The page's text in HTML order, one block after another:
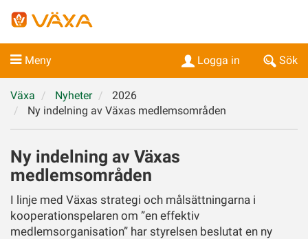
Meny Sök
Logga in
Växa Nyheter
2026
Ny indelning av Växas medlemsområden
Ny indelning av Växas
medlemsområden
I linje med Växas strategi och målsättningarna i
kooperationspelaren om ”en effektiv
medlemsorganisation” har styrelsen beslutat en ny